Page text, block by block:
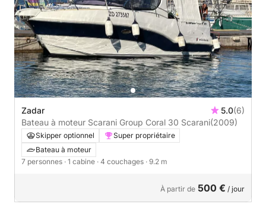
Zadar 5.0(6)
Bateau à moteur Scarani Group Coral 30 Scarani(2009)
Skipper optionnel
Super propriétaire
Bateau à moteur
7 personnes · 1 cabine · 4 couchages · 9.2 m
À partir de 500 € / jour